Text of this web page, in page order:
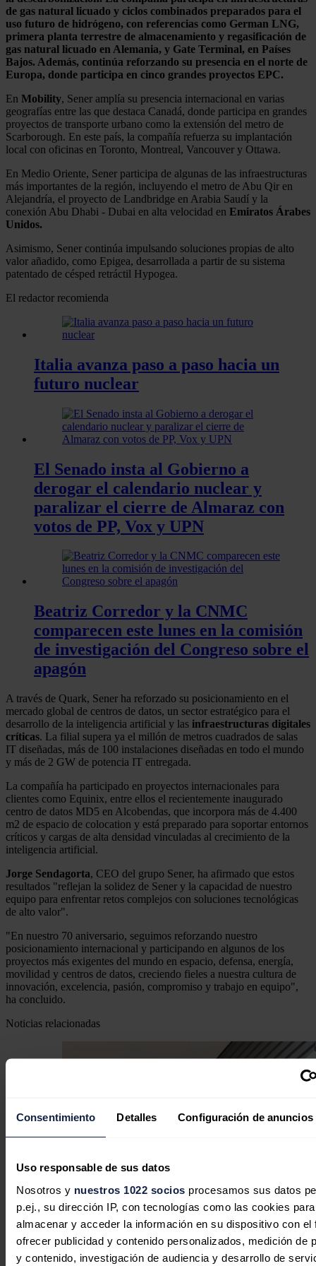
Consentimiento Detalles Configuración de anuncios
Uso responsable de sus datos
Nosotros y nuestros 1022 socios procesamos sus datos
p.ej., su dirección IP, con tecnologías como las cookies para
almacenar y acceder la información en su dispositivo con el
ofrecer publicidad y contenido personalizados, medición de
y contenido, investigación de audiencia y desarrollo de
de gas natural licuado y ciclos combinados preparados para el
uso futuro de hidrógeno, con referencias como German LNG,
primera planta terrestre de almacenamiento y regasificación de
gas natural licuado en Alemania, y Gate Terminal, en Países
Bajos. Además, continúa reforzando su presencia en el norte de
Europa, donde participa en cinco grandes proyectos EPC.
En Mobility, Sener amplía su presencia internacional en varias
geografías entre las que destaca Canadá, donde participa en grandes
proyectos de transporte urbano como la extensión del metro de
Scarborough. En este país, la compañía refuerza su implantación
local con oficinas en Toronto, Montreal, Vancouver y Ottawa.
En Medio Oriente, Sener participa de algunas de las infraestructuras
más importantes de la región, incluyendo el metro de Abu Qir en
Alejandría, el proyecto de Landbridge en Arabia Saudí y la
conexión Abu Dhabi - Dubai en alta velocidad en Emiratos Árabes
Unidos.
Asimismo, Sener continúa impulsando soluciones propias de alto
valor añadido, como Epigea, desarrollada a partir de su sistema
patentado de césped retráctil Hypogea.
El redactor recomienda
Italia avanza paso a paso hacia un
futuro nuclear
El Senado insta al Gobierno a
derogar el calendario nuclear y
paralizar el cierre de Almaraz con
votos de PP, Vox y UPN
Beatriz Corredor y la CNMC
comparecen este lunes en la comisión
de investigación del Congreso sobre el
apagón
A través de Quark, Sener ha reforzado su posicionamiento en el
mercado global de centros de datos, un sector estratégico para el
desarrollo de la inteligencia artificial y las infraestructuras digitales
críticas. La filial supera ya el millón de metros cuadrados de salas
IT diseñadas, más de 100 instalaciones diseñadas en todo el mundo
y más de 2 GW de potencia IT entregada.
La compañía ha participado en proyectos internacionales para
clientes como Equinix, entre ellos el recientemente inaugurado
centro de datos MD5 en Alcobendas, que incorpora más de 4.400
m2 de espacio de colocation y está preparado para soportar entornos
críticos y cargas de alta densidad vinculadas al crecimiento de la
inteligencia artificial.
Jorge Sendagorta, CEO del grupo Sener, ha afirmado que estos
resultados "reflejan la solidez de Sener y la capacidad de nuestro
equipo para enfrentar retos complejos con soluciones tecnológicas
de alto valor".
"En nuestro 70 aniversario, seguimos reforzando nuestro
posicionamiento internacional y participando en algunos de los
proyectos más exigentes del mundo en espacio, defensa, energía,
movilidad y centros de datos, creciendo fieles a nuestra cultura de
innovación, excelencia, pasión, compromiso y trabajo en equipo",
ha concluido.
Noticias relacionadas
Siemens Energy vuelve a sorprender
con los nuevos pedidos de turbinas de